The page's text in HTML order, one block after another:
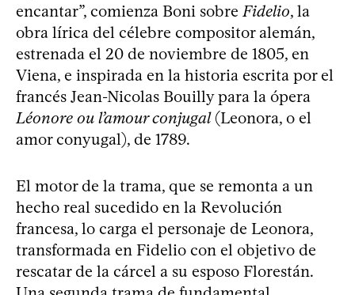
encantar”, comienza Boni sobre Fidelio, la
obra lírica del célebre compositor alemán,
estrenada el 20 de noviembre de 1805, en
Viena, e inspirada en la historia escrita por el
francés Jean-Nicolas Bouilly para la ópera
Léonore ou l’amour conjugal(Leonora, o el
amor conyugal), de 1789.
El motor de la trama, que se remonta a un
hecho real sucedido en la Revolución
francesa, lo carga el personaje de Leonora,
transformada en Fidelio con el objetivo de
rescatar de la cárcel a su esposo Florestán.